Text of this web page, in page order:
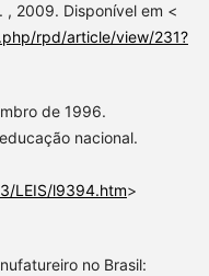
, 2009. Disponível em <
rpd/article/view/231?
de 1996.
nacional.
LEIS/l9394.htm>
no Brasil: